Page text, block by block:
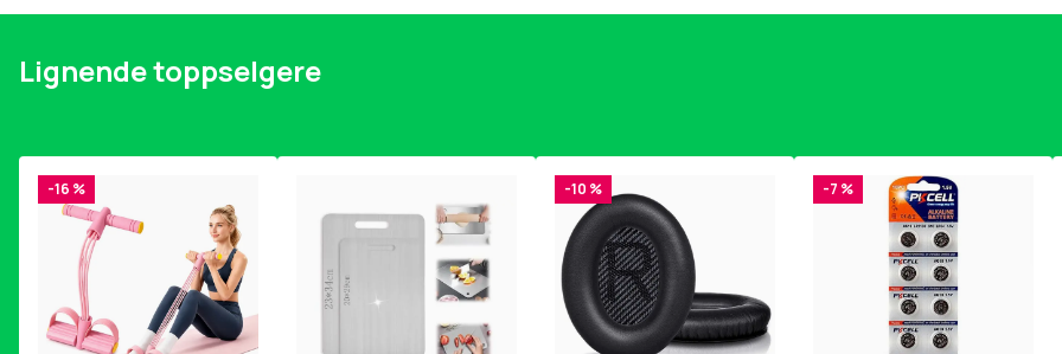
Lignende toppselgere
-16 % -10 % -7 %